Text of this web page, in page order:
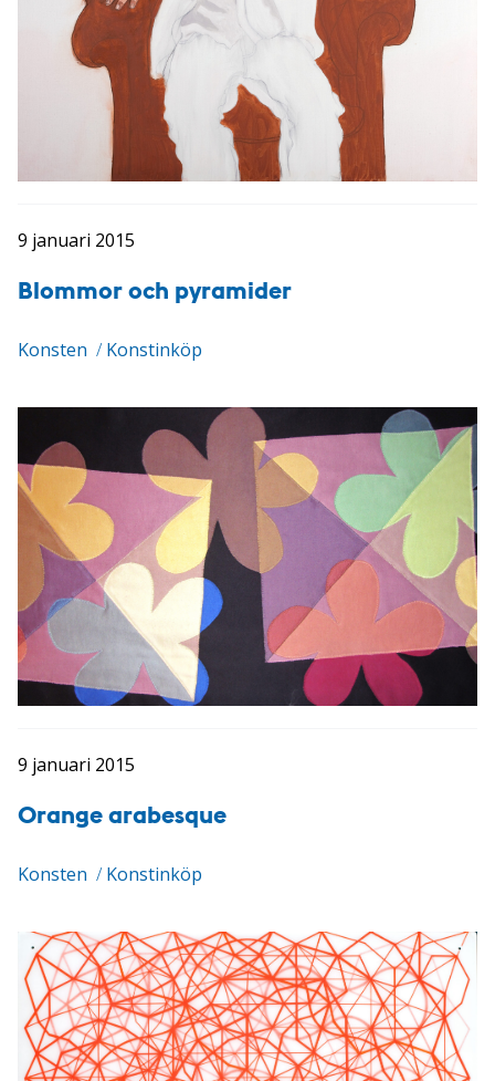
9 januari 2015
Blommor och pyramider
Konsten / Konstinköp
9 januari 2015
Orange arabesque
Konsten / Konstinköp